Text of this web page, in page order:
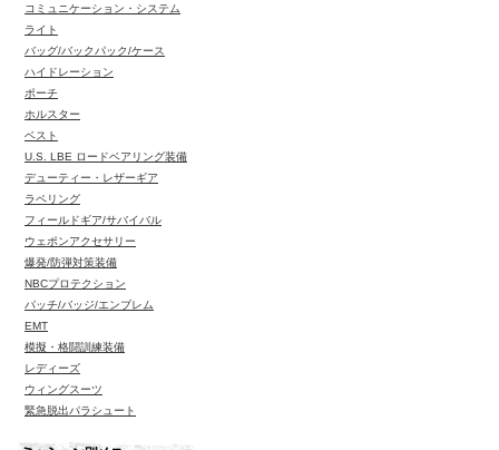
コミュニケーション・システム
ライト
バッグ/バックパック/ケース
ハイドレーション
ポーチ
ホルスター
ベスト
U.S. LBE ロードベアリング装備
デューティー・レザーギア
ラペリング
フィールドギア/サバイバル
ウェポンアクセサリー
爆発/防弾対策装備
NBCプロテクション
パッチ/バッジ/エンブレム
EMT
模擬・格闘訓練装備
レディーズ
ウィングスーツ
緊急脱出パラシュート